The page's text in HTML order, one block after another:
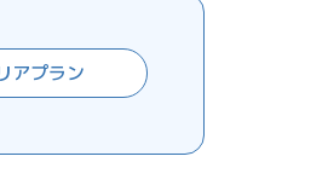
アプラン